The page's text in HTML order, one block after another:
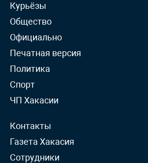
Курьёзы
Общество
Официально
Печатная версия
Политика
Спорт
ЧП Хакасии
Контакты
Газета Хакасия
Сотрудники